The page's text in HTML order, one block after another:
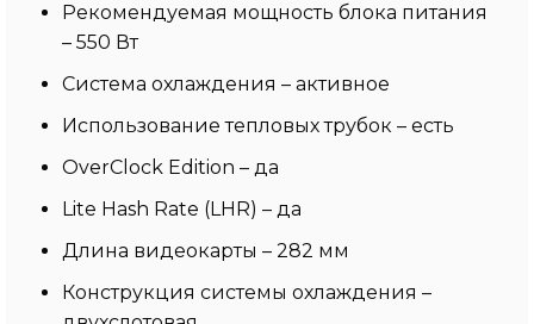
Рекомендуемая мощность блока питания
– 550 Вт
Система охлаждения – активное
Использование тепловых трубок – есть
OverClock Edition – да
Lite Hash Rate (LHR) – да
Длина видеокарты – 282 мм
Конструкция системы охлаждения –